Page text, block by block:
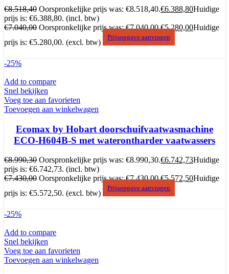
€8.518,40 Oorspronkelijke prijs was: €8.518,40.€6.388,80Huidige
prijs is: €6.388,80. (incl. btw)
€7.040,00 Oorspronkelijke prijs was: €7.040,00.€5.280,00Huidige
prijs is: €5.280,00. (excl. btw)
Prijsopgave aanvragen
-25%
Add to compare
Snel bekijken
Voeg toe aan favorieten
Toevoegen aan winkelwagen
Ecomax by Hobart doorschuifvaatwasmachine
ECO-H604B-S met waterontharder vaatwassers
€8.990,30 Oorspronkelijke prijs was: €8.990,30.€6.742,73Huidige
prijs is: €6.742,73. (incl. btw)
€7.430,00 Oorspronkelijke prijs was: €7.430,00.€5.572,50Huidige
prijs is: €5.572,50. (excl. btw)
Prijsopgave aanvragen
-25%
Add to compare
Snel bekijken
Voeg toe aan favorieten
Toevoegen aan winkelwagen